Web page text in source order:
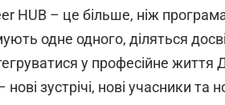
HUB – це більше, ніж
одне одного, діляться
у професійне життя
зустрічі, нові учасники та